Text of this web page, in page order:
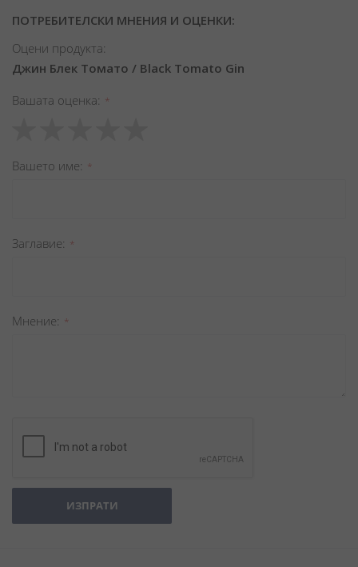
ПОТРЕБИТЕЛСКИ МНЕНИЯ И ОЦЕНКИ:
Оцени продукта:
Джин Блек Томато / Black Tomato Gin
Вашата оценка
star
stars
stars
stars
stars
Вашето име
Заглавиe
Мнение
ИЗПРАТИ